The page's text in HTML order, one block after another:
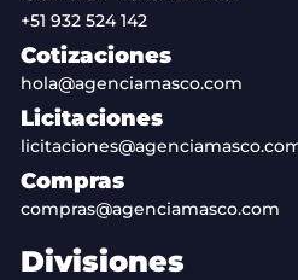
+51 932 524 142
Cotizaciones
hola@agenciamasco.com
Licitaciones
Compras
compras@agenciamasco.com
Divisiones